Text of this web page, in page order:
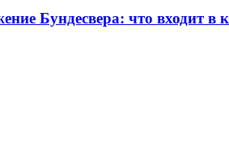
Бундесвера: что входит в